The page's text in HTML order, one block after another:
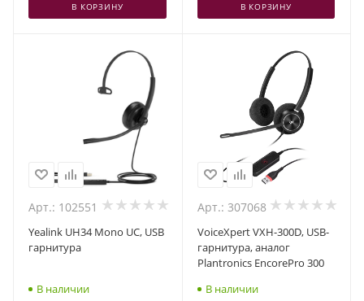
В КОРЗИНУ В КОРЗИНУ
Арт.: 102551
Yealink UH34 Mono UC, USB
гарнитура
В наличии
Арт.: 307068
VoiceXpert VXH-300D, USB-
гарнитура, аналог
Plantronics EncorePro 300
В наличии